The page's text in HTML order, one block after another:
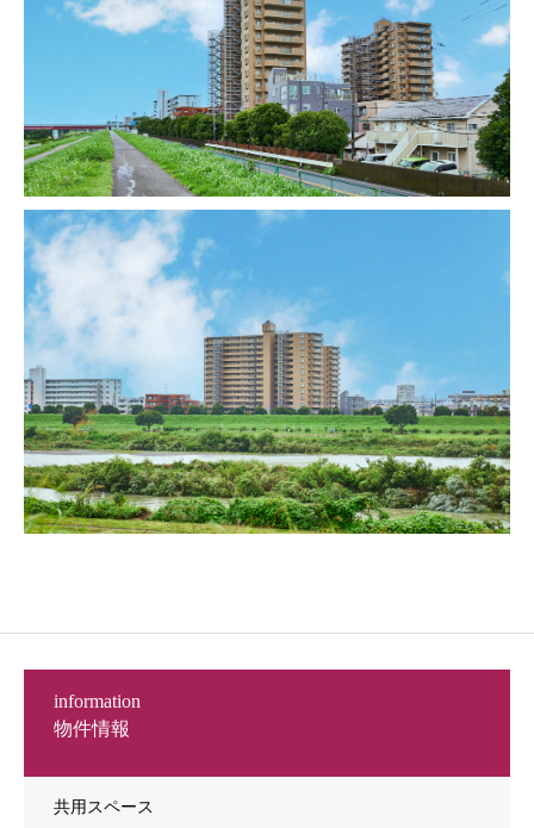
物件情報
information
共用スペース